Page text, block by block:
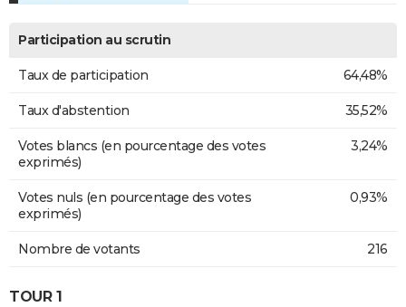
Participation au scrutin
Taux de participation 64,48%
Taux d'abstention 35,52%
Votes blancs (en pourcentage des votes
exprimés)
3,24%
Votes nuls (en pourcentage des votes
exprimés)
0,93%
Nombre de votants 216
TOUR 1